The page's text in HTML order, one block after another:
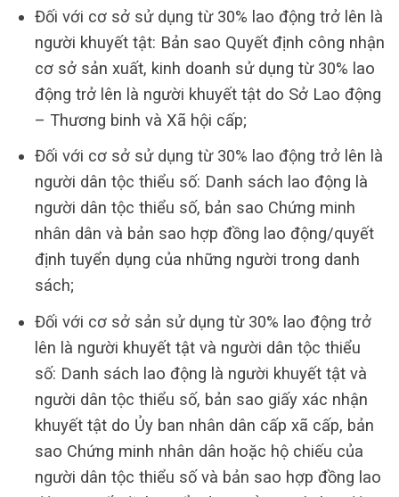
Đối với cơ sở sử dụng từ 30% lao động trở lên là
người khuyết tật: Bản sao Quyết định công nhận
cơ sở sản xuất, kinh doanh sử dụng từ 30% lao
động trở lên là người khuyết tật do Sở Lao động
– Thương binh và Xã hội cấp;
Đối với cơ sở sử dụng từ 30% lao động trở lên là
người dân tộc thiểu số: Danh sách lao động là
người dân tộc thiểu số, bản sao Chứng minh
nhân dân và bản sao hợp đồng lao động/quyết
định tuyển dụng của những người trong danh
sách;
Đối với cơ sở sản sử dụng từ 30% lao động trở
lên là người khuyết tật và người dân tộc thiểu
số: Danh sách lao động là người khuyết tật và
người dân tộc thiểu số, bản sao giấy xác nhận
khuyết tật do Ủy ban nhân dân cấp xã cấp, bản
sao Chứng minh nhân dân hoặc hộ chiếu của
người dân tộc thiểu số và bản sao hợp đồng lao